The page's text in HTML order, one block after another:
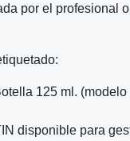
por el profesional
125 ml. (modelo
disponible para